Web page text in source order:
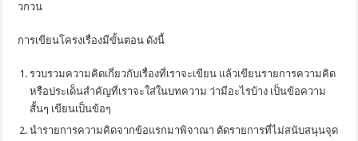
วกวน
การเขียนโครงเรื่องมีขั้นตอน ดังนี้
รวบรวมความคิดเกี่ยวกับเรื่องที่เราจะเขียน แล้วเขียนรายการความคิด
หรือประเด็นสำคัญที่เราจะใส่ในบทความ ว่ามีอะไรบ้าง เป็นข้อความ
สั้นๆ เขียนเป็นข้อๆ
นำรายการความคิดจากข้อแรกมาพิจาณา ตัดรายการที่ไม่สนับสนุนจุด